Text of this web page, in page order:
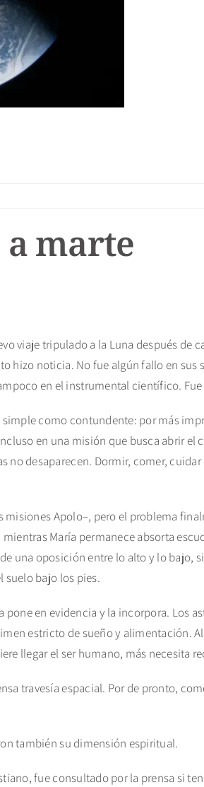
marte
viaje tripulado a la Luna después de
hizo noticia. No fue algún fallo en
en el instrumental científico.
como contundente: por más
en una misión que busca abrir el
no desaparecen. Dormir, comer,
misiones Apolo–, pero el problema
María permanece absorta
una oposición entre lo alto y lo bajo,
suelo bajo los pies.
en evidencia y la incorpora. Los
estricto de sueño y alimentación.
llegar el ser humano, más necesita
travesía espacial. Por de pronto,
también su dimensión espiritual.
fue consultado por la prensa si